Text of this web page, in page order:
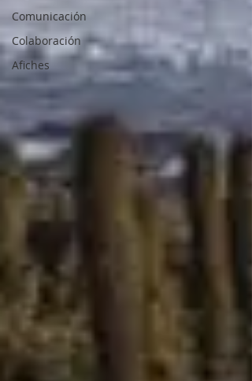
Comunicación
Colaboración
Afiches